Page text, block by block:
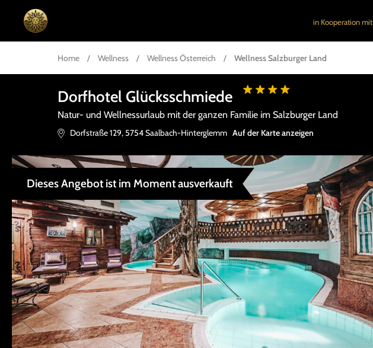
in Kooperation mit
Home / Wellness / Wellness Österreich / Wellness Salzburger Land
Dorfhotel Glücksschmiede
Natur- und Wellnessurlaub mit der ganzen Familie im Salzburger Land
Dorfstraße 129,5754Saalbach-Hinterglemm Auf der Karte anzeigen
Dieses Angebot ist im Moment ausverkauft